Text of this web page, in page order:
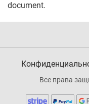
document.
Все права